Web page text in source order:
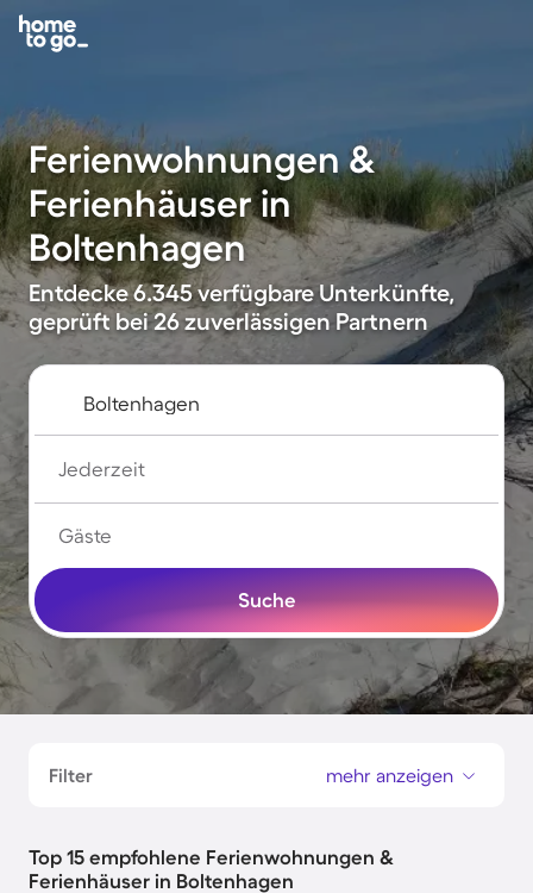
Ferienwohnungen &
Ferienhäuser in
Boltenhagen
Entdecke 6.345 verfügbare Unterkünfte,
geprüft bei 26 zuverlässigen Partnern
Jederzeit
Gäste
Suche
Filter mehr anzeigen
Top 15 empfohlene Ferienwohnungen &
Ferienhäuser in Boltenhagen